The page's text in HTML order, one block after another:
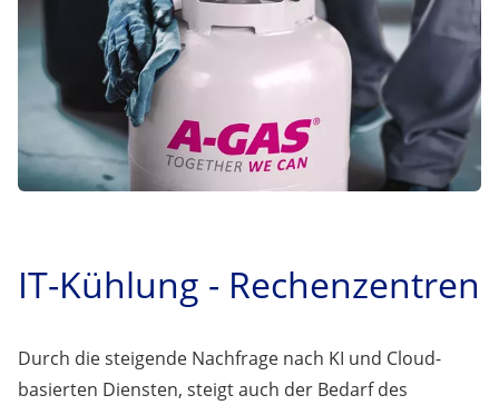
IT-Kühlung - Rechenzentren
Durch die steigende Nachfrage nach KI und Cloud-
basierten Diensten, steigt auch der Bedarf des